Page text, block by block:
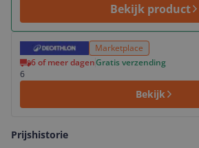
Bekijk product
Marketplace
6 of meer dagenGratis verzending
6
Bekijk
Bekijk product
Prijshistorie